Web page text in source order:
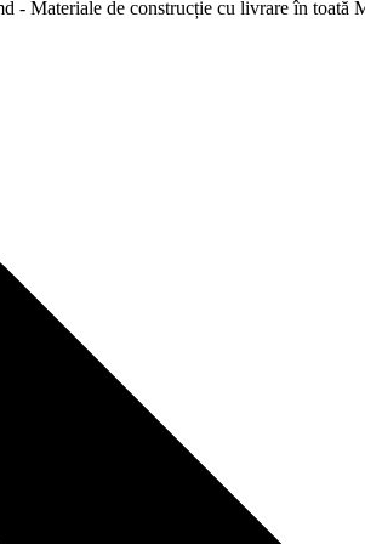
- Materiale de construcție cu livrare în toată